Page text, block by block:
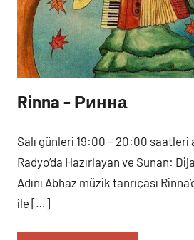
Programlar Salı
Rinna - Ринна
Salı günleri 19:00 – 20:00 saatleri
Radyo’da Hazırlayan ve Sunan:
Adını Abhaz müzik tanrıçası
ile […]